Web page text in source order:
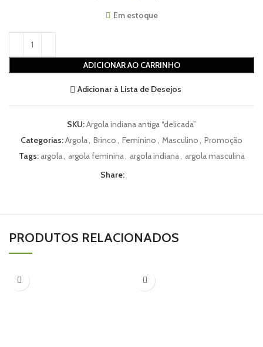
Em estoque
ADICIONAR AO CARRINHO
Adicionar à Lista de Desejos
SKU:Argola indiana antiga “delicada”
Categorias:Argola, Brinco, Feminino, Masculino, Promoção
Tags: argola, argola feminina, argola indiana, argola masculina
Share:
PRODUTOS RELACIONADOS